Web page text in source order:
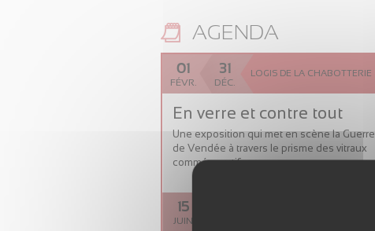
AGENDA
01
FÉVR.
31
DÉC.
LOGIS DE LA CHABOTTERIE
En verre et contre tout
Une exposition qui met en scène la Guerre
de Vendée à travers le prisme des vitraux
commémoratifs.
15
JUIN